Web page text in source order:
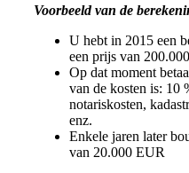
Voorbeeld van de
U hebt in 2015 een
een prijs van
Op dat moment
van de kosten is: 10
notariskosten,
enz.
Enkele jaren later
van 20.000 EUR